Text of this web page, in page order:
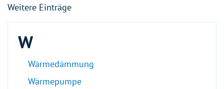
Weitere Einträge
W
Wärmedämmung
Wärmepumpe